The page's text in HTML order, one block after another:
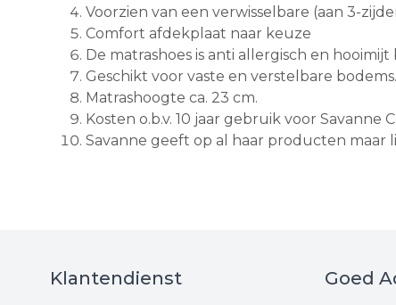
Voorzien van een verwisselbare (aan 3-
Comfort afdekplaat naar keuze
De matrashoes is anti allergisch en
Geschikt voor vaste en verstelbare bodems.
Matrashoogte ca. 23 cm.
Kosten o.b.v. 10 jaar gebruik voor
Savanne geeft op al haar producten maar
Klantendienst Goed